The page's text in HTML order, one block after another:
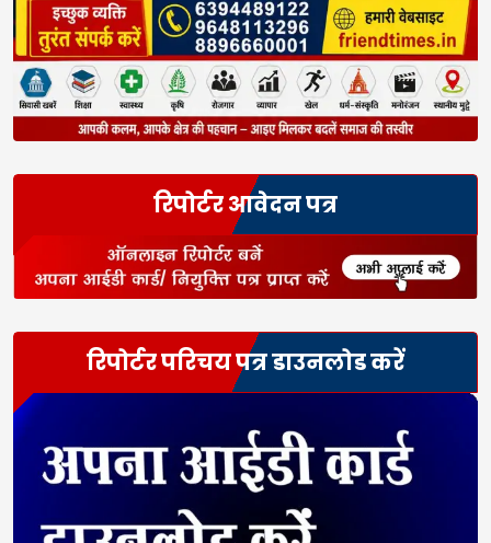
रिपोर्टर आवेदन पत्र
रिपोर्टर परिचय पत्र डाउनलोड करें